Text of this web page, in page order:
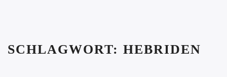
SCHLAGWORT: HEBRIDEN